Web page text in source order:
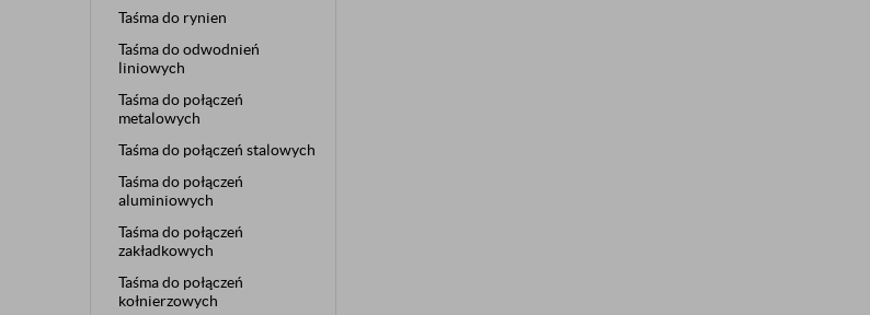
Taśma do rynien
Taśma do odwodnień
liniowych
Taśma do połączeń
metalowych
Taśma do połączeń stalowych
Taśma do połączeń
aluminiowych
Taśma do połączeń
zakładkowych
Taśma do połączeń
kołnierzowych